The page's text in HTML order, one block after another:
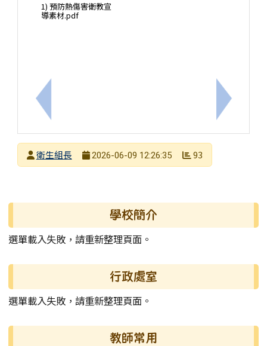
上一筆：【轉知訊息】【藥懂再用!畫出ㄅ級分】
1) 預防熱傷害衛教宣
導素材.pdf
下一筆：
發布者
衛生組長
2026-06-09 12:26:35 93
左邊區域內容 學校簡介
選單載入失敗，請重新整理頁面。
行政處室
選單載入失敗，請重新整理頁面。
教師常用